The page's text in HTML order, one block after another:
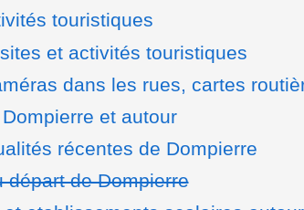
touristiques
et activités touristiques
dans les rues, cartes
et autour
récentes de Dompierre
départ de Dompierre